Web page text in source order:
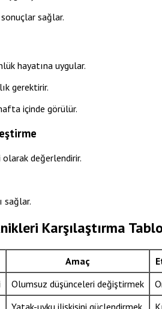
sağlar.
hayatına uygular.
gerektirir.
içinde görülür.
değerlendirir.
sağlar.
Karşılaştırma
Amaç
Olumsuz düşünceleri değiştirmek